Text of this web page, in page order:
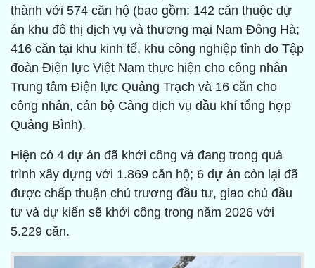
thành với 574 căn hộ (bao gồm: 142 căn thuộc dự
án khu đô thị dịch vụ và thương mại Nam Đông Hà;
416 căn tại khu kinh tế, khu công nghiệp tỉnh do Tập
đoàn Điện lực Việt Nam thực hiện cho công nhân
Trung tâm Điện lực Quảng Trạch và 16 căn cho
công nhân, cán bộ Cảng dịch vụ dầu khí tổng hợp
Quảng Bình).
Hiện có 4 dự án đã khởi công và đang trong quá
trình xây dựng với 1.869 căn hộ; 6 dự án còn lại đã
được chấp thuận chủ trương đầu tư, giao chủ đầu
tư và dự kiến sẽ khởi công trong năm 2026 với
5.229 căn.